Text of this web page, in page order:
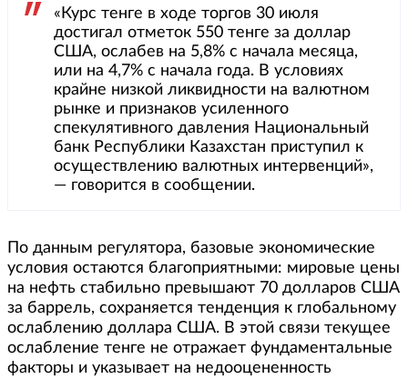
«Курс тенге в ходе торгов 30 июля
достигал отметок 550 тенге за доллар
США, ослабев на 5,8% с начала месяца,
или на 4,7% с начала года. В условиях
крайне низкой ликвидности на валютном
рынке и признаков усиленного
спекулятивного давления Национальный
банк Республики Казахстан приступил к
осуществлению валютных интервенций»,
— говорится в сообщении.
По данным регулятора, базовые экономические
условия остаются благоприятными: мировые цены
на нефть стабильно превышают 70 долларов США
за баррель, сохраняется тенденция к глобальному
ослаблению доллара США. В этой связи текущее
ослабление тенге не отражает фундаментальные
факторы и указывает на недооцененность